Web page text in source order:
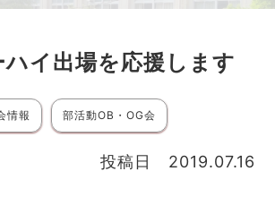
イ出場を応援します
情報 部活動OB・OG会
投稿日 2019.07.16